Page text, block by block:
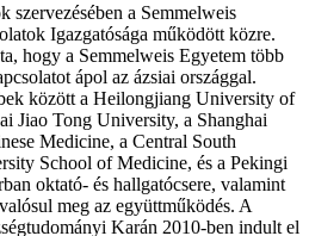
szervezésében a Semmelweis
Igazgatósága működött közre.
hogy a Semmelweis Egyetem több
ápol az ázsiai országgal.
között a Heilongjiang University of
Jiao Tong University, a Shanghai
Medicine, a Central South
School of Medicine, és a Pekingi
oktató- és hallgatócsere, valamint
meg az együttműködés. A
Karán 2010-ben indult el